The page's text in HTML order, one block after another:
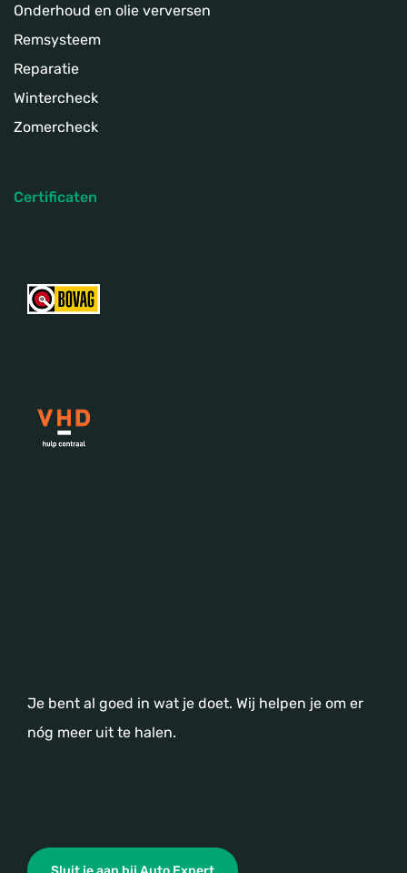
Onderhoud en olie verversen
Remsysteem
Reparatie
Wintercheck
Zomercheck
Certificaten
Je bent al goed in wat je doet. Wij helpen je om er
nóg meer uit te halen.